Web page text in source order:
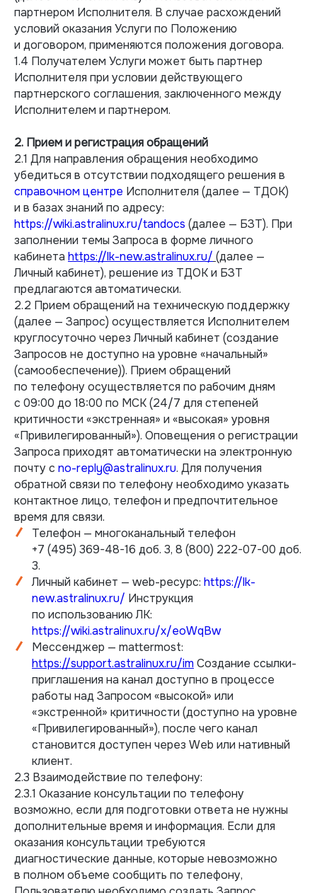
партнером Исполнителя. В случае расхождений
условий оказания Услуги по Положению
и договором, применяются положения договора.
1.4 Получателем Услуги может быть партнер
Исполнителя при условии действующего
партнерского соглашения, заключенного между
Исполнителем и партнером.
2. Прием и регистрация обращений
2.1 Для направления обращения необходимо
убедиться в отсутствии подходящего решения в
справочном центре Исполнителя (далее — ТДОК)
и в базах знаний по адресу:
https://wiki.astralinux.ru/tandocs (далее — БЗТ). При
заполнении темы Запроса в форме личного
кабинета https://lk-new.astralinux.ru/ (далее —
Личный кабинет), решение из ТДОК и БЗТ
предлагаются автоматически.
2.2 Прием обращений на техническую поддержку
(далее — Запрос) осуществляется Исполнителем
круглосуточно через Личный кабинет (создание
Запросов не доступно на уровне «начальный»
(самообеспечение)). Прием обращений
по телефону осуществляется по рабочим дням
с 09:00 до 18:00 по МСК (24/7 для степеней
критичности «экстренная» и «высокая» уровня
«Привилегированный»). Оповещения о регистрации
Запроса приходят автоматически на электронную
почту с no-reply@astralinux.ru. Для получения
обратной связи по телефону необходимо указать
контактное лицо, телефон и предпочтительное
время для связи.
Телефон — многоканальный телефон
+7 (495) 369-48-16 доб. 3, 8 (800) 222-07-00 доб.
3.
Личный кабинет — web-ресурс: https://lk-
new.astralinux.ru/ Инструкция
по использованию ЛК:
https://wiki.astralinux.ru/x/eoWqBw
Мессенджер — mattermost:
https://support.astralinux.ru/im Создание ссылки-
приглашения на канал доступно в процессе
работы над Запросом «высокой» или
«экстренной» критичности (доступно на уровне
«Привилегированный»), после чего канал
становится доступен через Web или нативный
клиент.
2.3 Взаимодействие по телефону:
2.3.1 Оказание консультации по телефону
возможно, если для подготовки ответа не нужны
дополнительные время и информация. Если для
оказания консультации требуются
диагностические данные, которые невозможно
в полном объеме сообщить по телефону,